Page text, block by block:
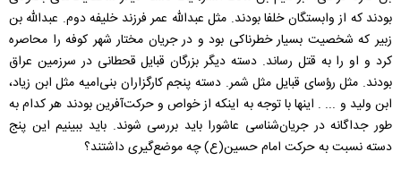
بودند که از وابستگان خلفا بودند. مثل عبدالله عمر فرزند خلیفه دوم. عبدالله بن
زبیر که شخصیت بسیار خطرناکی بود و در جریان مختار شهر کوفه را محاصره
کرد و او را به قتل رساند. دسته دیگر بزرگان قبایل قحطانی در سرزمین عراق
بودند. مثل رؤسای قبایل مثل شمر. دسته پنجم کارگزاران بنی‌امیه مثل ابن زیاد،
ابن ولید و ... . اینها با توجه به اینکه از خواص و حرکت‌آفرین بودند هر کدام به
طور جداگانه در جریان‌شناسی عاشورا باید بررسی شوند. باید ببینیم این پنج
دسته نسبت به حرکت امام حسین(ع) چه موضع‌گیری داشتند؟